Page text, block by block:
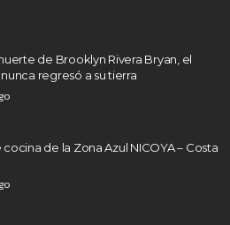
de Brooklyn Rivera Bryan, el
regresó a su tierra
de la Zona Azul NICOYA – Costa